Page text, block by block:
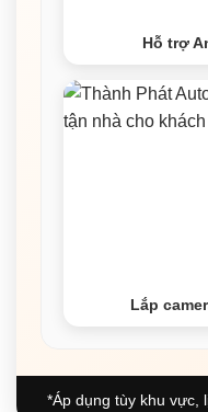
Hỗ trợ
Lắp
*Áp dụng tùy khu vực,